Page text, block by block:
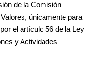
de la Comisión
únicamente para
el artículo 56 de la Ley
y Actividades